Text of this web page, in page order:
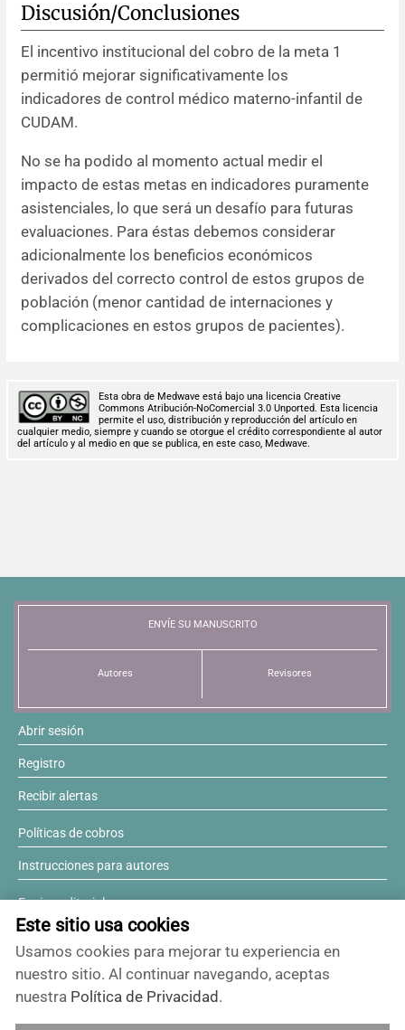
Este sitio usa cookies
Usamos cookies para mejorar tu experiencia en
nuestro sitio. Al continuar navegando, aceptas
nuestra Política de Privacidad.
Discusión/Conclusiones
El incentivo institucional del cobro de la meta 1
permitió mejorar significativamente los
indicadores de control médico materno-infantil de
CUDAM.
No se ha podido al momento actual medir el
impacto de estas metas en indicadores puramente
asistenciales, lo que será un desafío para futuras
evaluaciones. Para éstas debemos considerar
adicionalmente los beneficios económicos
derivados del correcto control de estos grupos de
población (menor cantidad de internaciones y
complicaciones en estos grupos de pacientes).
Esta obra de Medwave está bajo una licencia Creative
Commons Atribución-NoComercial 3.0 Unported. Esta licencia
permite el uso, distribución y reproducción del artículo en
cualquier medio, siempre y cuando se otorgue el crédito correspondiente al autor
del artículo y al medio en que se publica, en este caso, Medwave.
ENVÍE SU MANUSCRITO
Autores Revisores
Abrir sesión
Registro
Recibir alertas
Políticas de cobros
Instrucciones para autores
Equipo editorial
Comité editorial
¿Desea ser revisor?
Contactos y soporte